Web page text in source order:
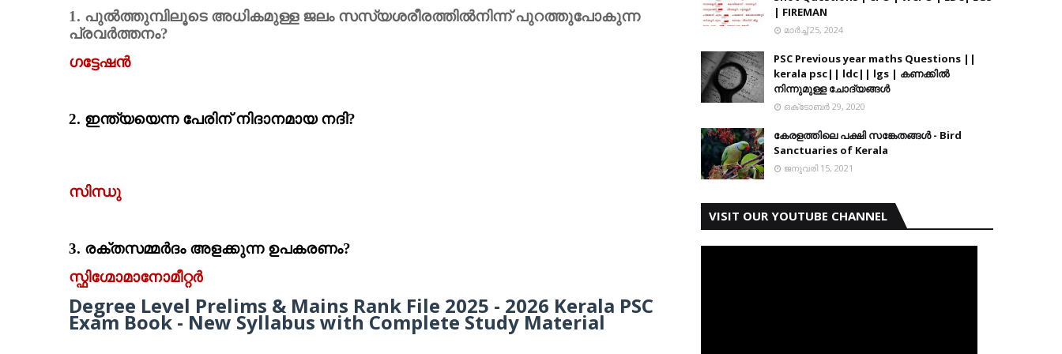
1. പുല്‍ത്തുമ്പിലൂടെ അധികമുള്ള ജലം സസ്യശരീരത്തില്‍നിന്ന്‌ പുറത്തുപോകുന്ന
പ്രവര്‍ത്തനം?
ഗട്ടേഷന്‍
2. ഇന്ത്യയെന്ന പേരിന്‌ നിദാനമായ നദി?
സിന്ധു
3. രക്തസമ്മര്‍ദം അളക്കുന്ന ഉപകരണം?
സ്ഫിഗ്മോമാനോമീറ്റര്‍
Degree Level Prelims & Mains Rank File 2025 - 2026 Kerala PSC
Exam Book - New Syllabus with Complete Study Material
| FIREMAN
മാർച്ച് 25, 2024
PSC Previous year maths Questions ||
kerala psc|| ldc|| lgs | കണക്കിൽ
നിന്നുമുള്ള ചോദ്യങ്ങൾ
ഒക്‌ടോബർ 29, 2020
കേരളത്തിലെ പക്ഷി സങ്കേതങ്ങൾ - Bird
Sanctuaries of Kerala
ജനുവരി 15, 2021
VISIT OUR YOUTUBE CHANNEL